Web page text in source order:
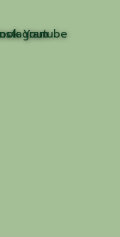
Youtube